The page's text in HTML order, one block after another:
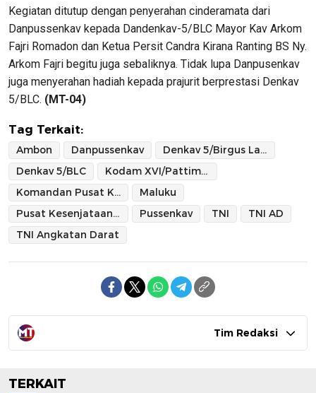
Kegiatan ditutup dengan penyerahan cinderamata dari
Danpussenkav kepada Dandenkav-5/BLC Mayor Kav Arkom
Fajri Romadon dan Ketua Persit Candra Kirana Ranting BS Ny.
Arkom Fajri begitu juga sebaliknya. Tidak lupa Danpusenkav
juga menyerahan hadiah kepada prajurit berprestasi Denkav
5/BLC. (MT-04)
Tag Terkait:
Ambon Danpussenkav
Denkav 5/Birgus Latro Cakti
Denkav 5/BLC
Kodam XVI/Pattimura
Komandan Pusat Kesenjataan Kavaleri
Maluku
Pusat Kesenjataan Kavaleri
Pussenkav TNI
TNI AD
TNI Angkatan Darat
Tim Redaksi
TERKAIT